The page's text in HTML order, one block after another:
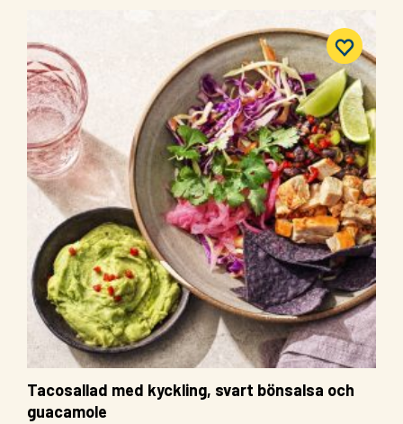
Tacosallad med kyckling, svart bönsalsa och
guacamole